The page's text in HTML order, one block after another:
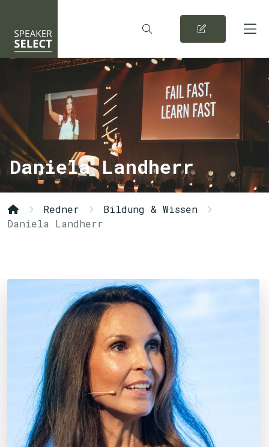
Daniela Landherr
Redner
Bildung & Wissen
Daniela Landherr